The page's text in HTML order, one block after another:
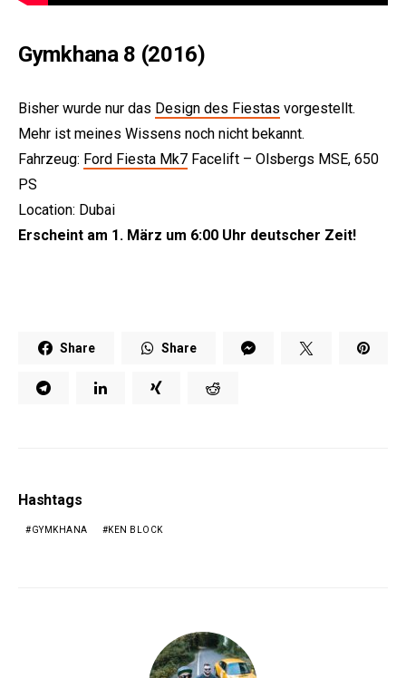
Gymkhana 8 (2016)
Bisher wurde nur das Design des Fiestas vorgestellt.
Mehr ist meines Wissens noch nicht bekannt.
Fahrzeug: Ford Fiesta Mk7 Facelift – Olsbergs MSE, 650
PS
Location: Dubai
Erscheint am 1. März um 6:00 Uhr deutscher Zeit!
Share Share
Hashtags
GYMKHANA KEN BLOCK